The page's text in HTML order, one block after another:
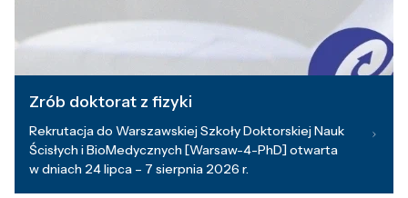
Zrób doktorat z fizyki
Rekrutacja do Warszawskiej Szkoły Doktorskiej Nauk
Ścisłych i BioMedycznych [Warsaw-4-PhD] otwarta
w dniach 24 lipca – 7 sierpnia 2026 r.